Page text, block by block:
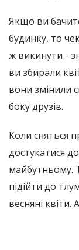
Якщо ви
будинку, то
ж викинути -
ви збирали
вони змінили
боку друзів.
Коли сняться
достукатися
майбутньому.
підійти до
весняні